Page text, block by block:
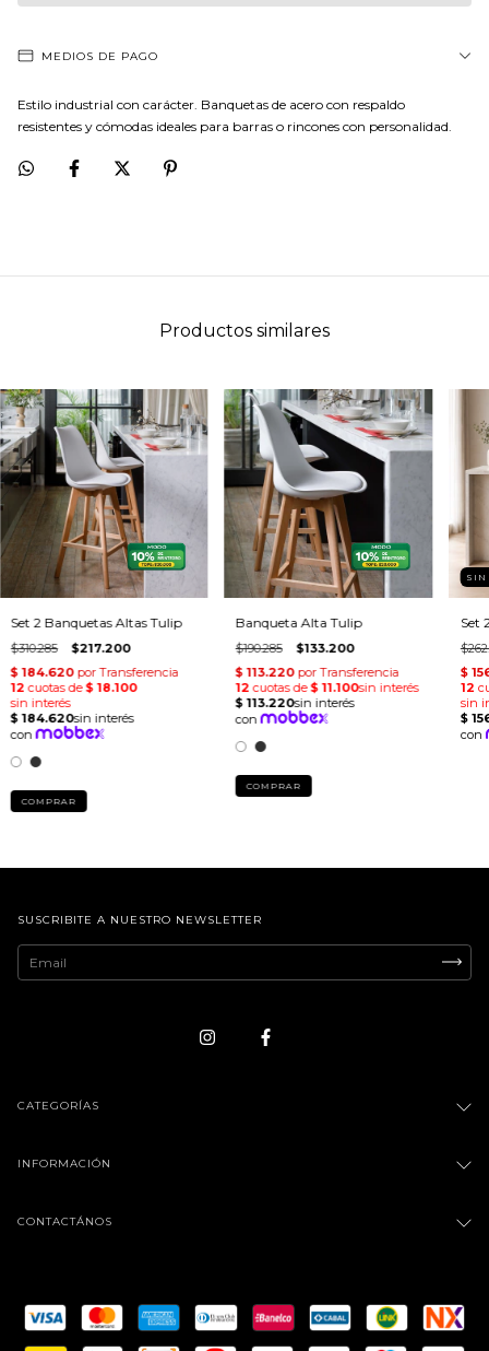
MEDIOS DE PAGO
Estilo industrial con carácter. Banquetas de acero con respaldo
resistentes y cómodas ideales para barras o rincones con personalidad.
Productos similares
Set 2 Banquetas Altas Tulip
$310.285 $217.200
COMPRAR
Banqueta Alta Tulip
$190.285 $133.200
COMPRAR
SIN
Set
SUSCRIBITE A NUESTRO NEWSLETTER
CATEGORÍAS
INFORMACIÓN
CONTACTÁNOS